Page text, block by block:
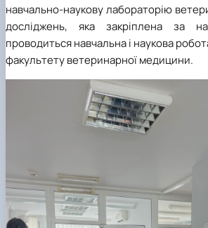
навчально-наукову лабораторію
досліджень, яка закріплена за
проводиться навчальна і наукова
факультету ветеринарної медицини.